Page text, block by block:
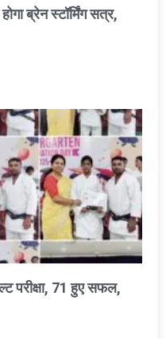
ब्रेन स्टॉर्मिंग सत्र,
परीक्षा, 71 हुए सफल,